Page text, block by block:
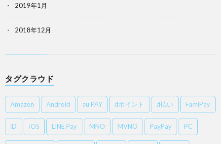
2019年1月
2018年12月
タグクラウド
Amazon Android au PAY dポイント d払い FamiPay
iD iOS LINE Pay MNO MVNO PayPay PC